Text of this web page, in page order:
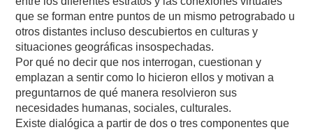
que se forman entre puntos de un mismo petrograbado u
otros distantes incluso descubiertos en culturas y
situaciones geográficas insospechadas.
Por qué no decir que nos interrogan, cuestionan y
emplazan a sentir como lo hicieron ellos y motivan a
preguntarnos de qué manera resolvieron sus
necesidades humanas, sociales, culturales.
Existe dialógica a partir de dos o tres componentes que